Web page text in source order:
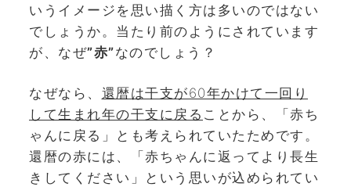
いうイメージを思い描く方は多いのではない
でしょうか。当たり前のようにされています
が、なぜ”赤”なのでしょう？
なぜなら、 還暦は干支が60年かけて一回り
して生まれ年の干支に戻る ことから、「赤ち
ゃんに戻る」とも考えられていたためです。
還暦の赤には、「赤ちゃんに返ってより長生
きしてください」という思いが込められてい